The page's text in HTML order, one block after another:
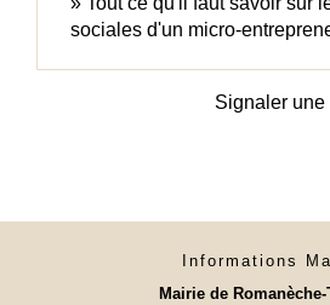
sociales d'un micro-
Signaler une
Informations
Mairie de